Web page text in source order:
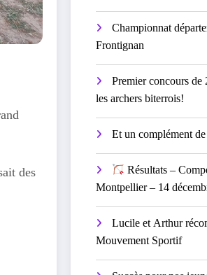
des
Championnat
Frontignan
Premier concours de
les archers biterrois!
Et un complément
Résultats –
Montpellier – 14
Lucile et Arthur
Mouvement Sportif